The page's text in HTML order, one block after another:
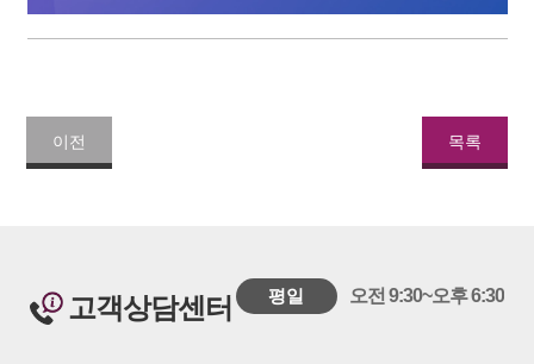
이전 목록
고객상담센터 평일 오전 9:30~오후 6:30